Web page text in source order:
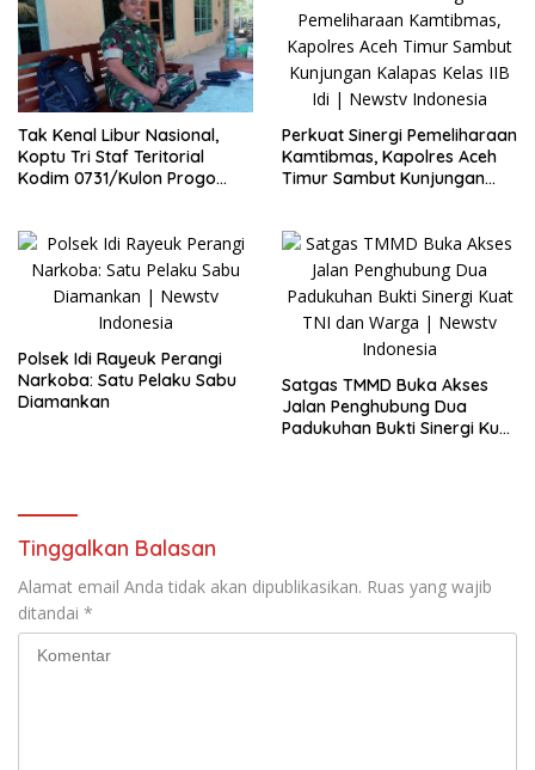
Tak Kenal Libur Nasional,
Koptu Tri Staf Teritorial
Kodim 0731/Kulon Progo
Perkuat Sinergi Pemeliharaan
Kamtibmas, Kapolres Aceh
Timur Sambut Kunjungan
Polsek Idi Rayeuk Perangi
Narkoba: Satu Pelaku Sabu
Diamankan
Satgas TMMD Buka Akses
Jalan Penghubung Dua
Padukuhan Bukti Sinergi Kuat
Tinggalkan Balasan
Alamat email Anda tidak akan dipublikasikan. Ruas yang wajib
ditandai *